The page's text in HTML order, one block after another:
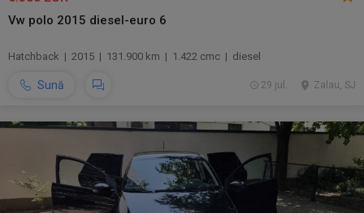
Vw polo 2015 diesel-euro 6
Hatchback | 2015 | 131.900 km | 1.422 cmc | diesel
Sună Zalau, SJ
29 jul.